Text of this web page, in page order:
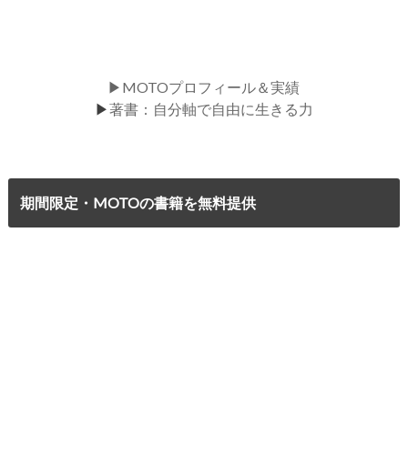
▶MOTOプロフィール＆実績
▶著書：自分軸で自由に生きる力
期間限定・MOTOの書籍を無料提供